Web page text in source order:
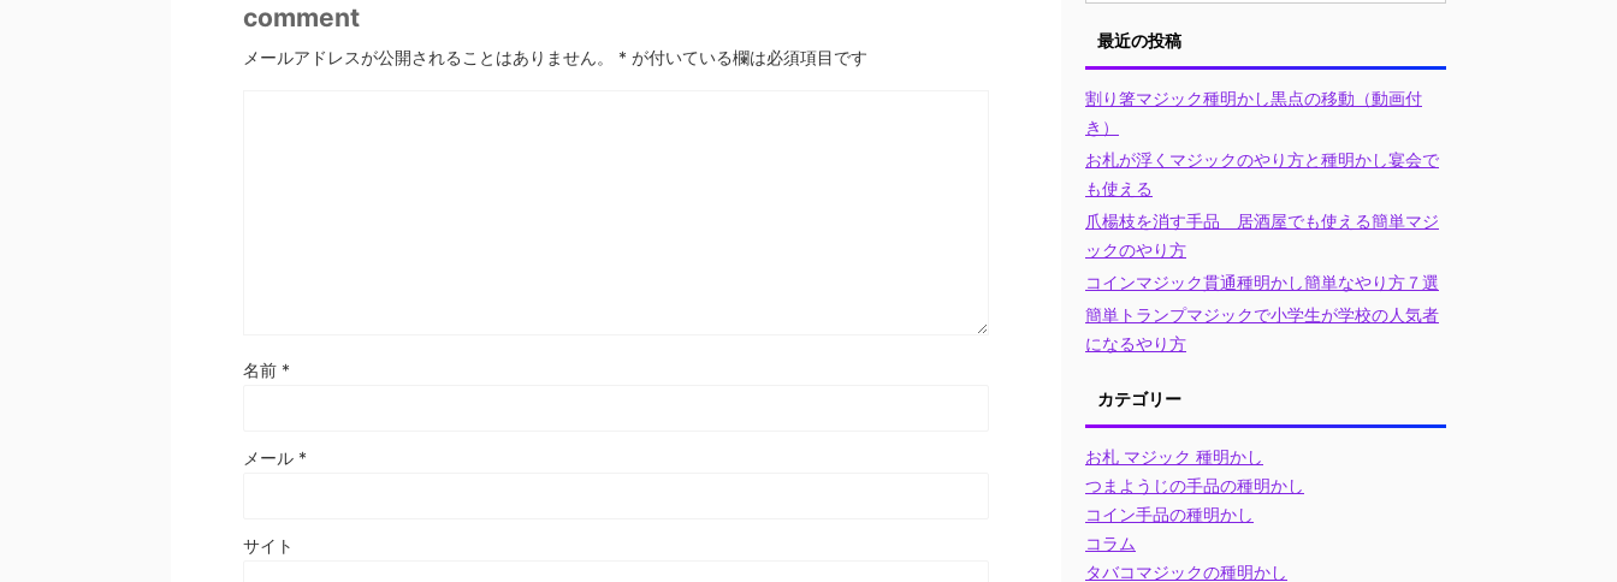
comment
メールアドレスが公開されることはありません。 * が付いている欄は必須項目です
名前 *
メール *
サイト
最近の投稿
割り箸マジック種明かし黒点の移動（動画付
き）
お札が浮くマジックのやり方と種明かし宴会で
も使える
爪楊枝を消す手品 居酒屋でも使える簡単マジ
ックのやり方
コインマジック貫通種明かし簡単なやり方７選
簡単トランプマジックで小学生が学校の人気者
になるやり方
カテゴリー
お札 マジック 種明かし
つまようじの手品の種明かし
コイン手品の種明かし
コラム
タバコマジックの種明かし